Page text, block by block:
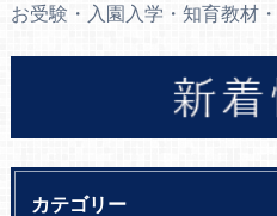
お受験・入園入学・知育教材
カテゴリー